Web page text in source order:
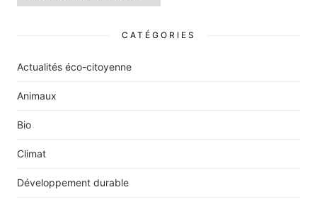
CATÉGORIES
Actualités éco-citoyenne
Animaux
Bio
Climat
Développement durable